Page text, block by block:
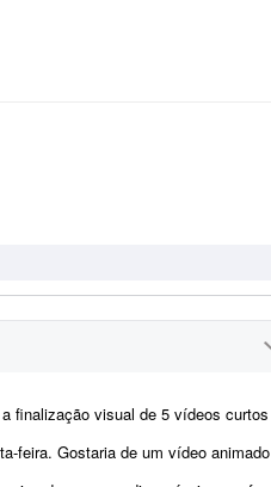
para redes sociais. Todos os vídeos começam com a pergunta:...
a minha história com minha esposa (namoro e casamento), a...